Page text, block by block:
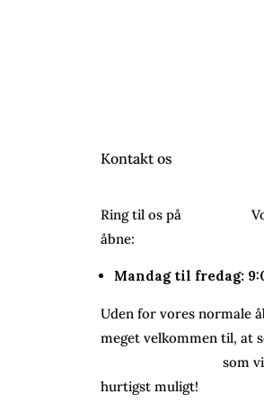
Kontakt os
Ring til os på
åbne:
Mandag til fredag:
Uden for vores normale
meget velkommen til, at
som
hurtigst muligt!